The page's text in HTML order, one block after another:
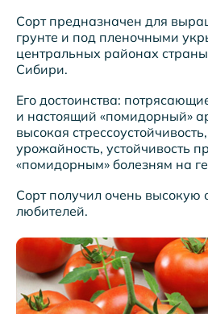
Сорт предназначен для
грунте и под пленочными
центральных районах
Сибири.
Его достоинства:
и настоящий «помидорный»
высокая
урожайность, устойчивость
«помидорным» болезням на
Сорт получил очень высокую
любителей.